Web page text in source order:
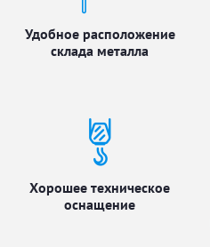
Удобное расположение
склада металла
Хорошее техническое
оснащение